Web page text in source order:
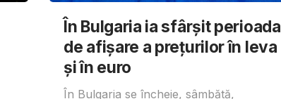
În Bulgaria ia sfârşit perioada
de afișare a prețurilor în ​​leva
și în euro
În Bulgaria se încheie, sâmbătă,